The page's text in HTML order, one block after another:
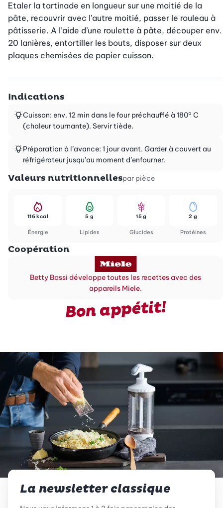
Etaler la tartinade en longueur sur une moitié de la
pâte, recouvrir avec l’autre moitié, passer le rouleau à
pâtisserie. A l’aide d’une roulette à pâte, découper env.
20 lanières, entortiller les bouts, disposer sur deux
plaques chemisées de papier cuisson.
Indications
Cuisson: env. 12 min dans le four préchauffé à 180° C
(chaleur tournante). Servir tiède.
Préparation à l’avance: 1 jour avant. Garder à couvert au
réfrigérateur jusqu’au moment d’enfourner.
Valeurs nutritionnellespar pièce
Énergie
116 kcal
Lipides
5 g
Glucides
15 g
Protéines
2 g
Coopération
Betty Bossi développe toutes les recettes avec des
appareils Miele.
Bon appétit!
La newsletter classique